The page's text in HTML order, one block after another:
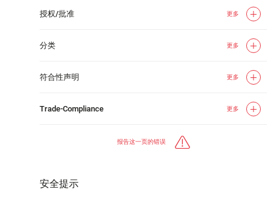
授权/批准 更多
分类 更多
符合性声明 更多
Trade-Compliance 更多
报告这一页的错误
安全提示